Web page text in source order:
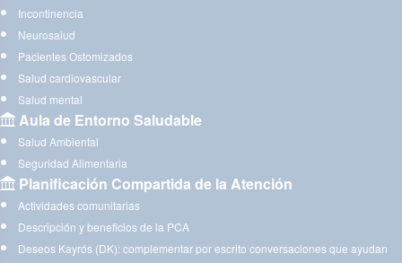
Incontinencia
Neurosalud
Pacientes Ostomizados
Salud cardiovascular
Salud mental
Aula de Entorno Saludable
Salud Ambiental
Seguridad Alimentaria
Planificación Compartida de la Atención
Actividades comunitarias
Descripción y beneficios de la PCA
Deseos Kayrós (DK): complementar por escrito conversaciones que ayudan